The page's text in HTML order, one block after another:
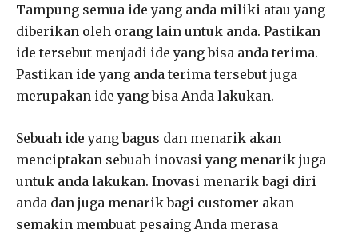
Tampung semua ide yang anda miliki atau yang
diberikan oleh orang lain untuk anda. Pastikan
ide tersebut menjadi ide yang bisa anda terima.
Pastikan ide yang anda terima tersebut juga
merupakan ide yang bisa Anda lakukan.
Sebuah ide yang bagus dan menarik akan
menciptakan sebuah inovasi yang menarik juga
untuk anda lakukan. Inovasi menarik bagi diri
anda dan juga menarik bagi customer akan
semakin membuat pesaing Anda merasa